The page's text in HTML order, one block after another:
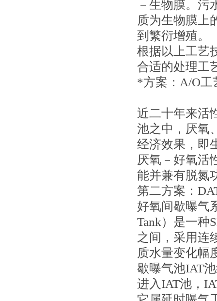
－生物膜。污
质为生物膜上
到繁衍增殖。
根据以上工艺
合适的处理工
*方案：A/O工
近二十年来活
池之中，厌氧
经济效果，即
厌氧－好氧活
能并兼有脱氮
第二方案：
好氧间歇曝气
Tank）是一种
之间，采用连
质水量变化幅
歇曝气池IAT
进入IAT池，